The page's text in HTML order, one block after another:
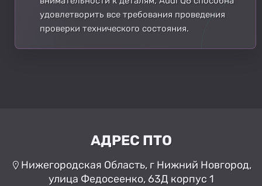
удовлетворить все требования проведения
проверки технического состояния.
АДРЕС ПТО
Нижегородская Область, г Нижний Новгород,
улица Федосеенко, 63Д корпус 1